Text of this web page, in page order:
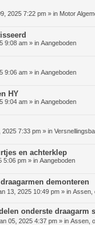
2025 7:22 pm » in Motor
9:08 am » in Aangeboden
9:06 am » in Aangeboden
HY
9:04 am » in Aangeboden
2025 7:33 pm » in
en achterklep
5:06 pm » in Aangeboden
demonteren
13, 2025 10:49 pm » in Assen,
onderste draagarm
05, 2025 4:37 pm » in Assen,